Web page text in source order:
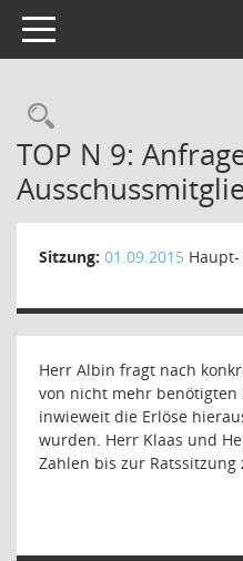
Toggle navigation
TOP N 9:
Sitzung: 01.09.2015
Herr Albin fragt nach
von nicht mehr benötigten
inwieweit die Erlöse
wurden. Herr Klaas und
Zahlen bis zur